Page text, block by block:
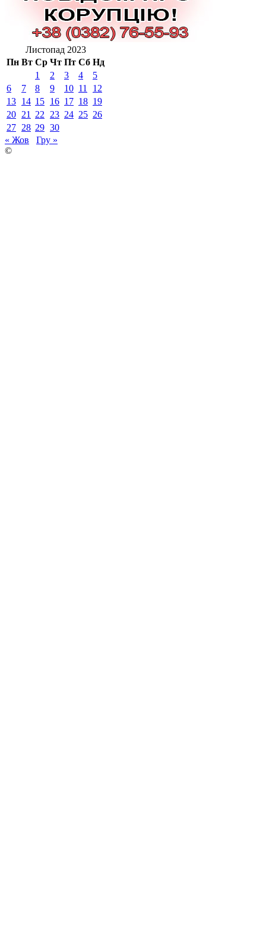
Листопад 2023
Пн Вт Ср Чт Пт Сб Нд
1
2 3 4
5
6
7 8 9 10 11
12
13 14 15 16 17 18 19
20 21 22 23 24 25 26
27 28 29 30
« Жов
Гру »
©